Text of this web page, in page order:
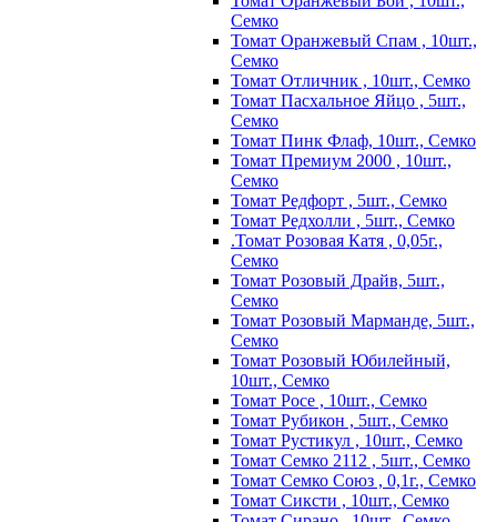
Семко
Томат Оранжевый Спам , 10шт.,
Семко
Томат Отличник , 10шт., Семко
Томат Пасхальное Яйцо , 5шт.,
Семко
Томат Пинк Флаф, 10шт., Семко
Томат Премиум 2000 , 10шт.,
Семко
Томат Редфорт , 5шт., Семко
Томат Редхолли , 5шт., Семко
.Томат Розовая Катя , 0,05г.,
Семко
Томат Розовый Драйв, 5шт.,
Семко
Томат Розовый Марманде, 5шт.,
Семко
Томат Розовый Юбилейный,
10шт., Семко
Томат Росе , 10шт., Семко
Томат Рубикон , 5шт., Семко
Томат Рустикул , 10шт., Семко
Томат Семко 2112 , 5шт., Семко
Томат Семко Союз , 0,1г., Семко
Томат Сиксти , 10шт., Семко